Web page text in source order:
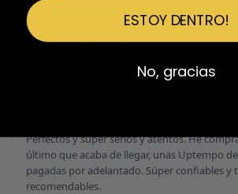
Javier Victorio
Perfectos y súper serios y atentos. He
último que acaba de llegar, unas Uptempo
pagadas por adelantado. Súper confiables y
recomendables.
ESTOY DENTRO!
No, gracias